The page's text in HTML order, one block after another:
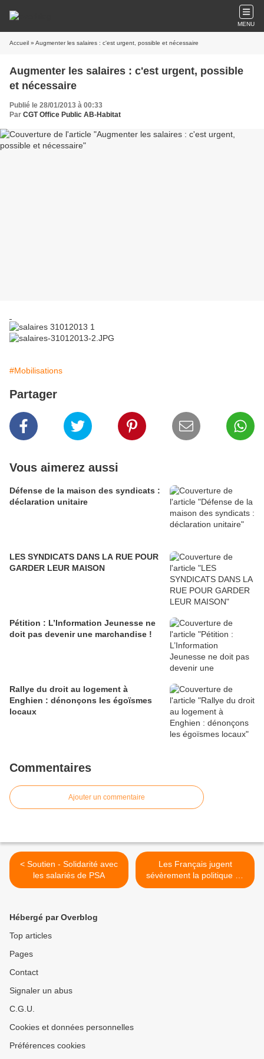
MENU
Accueil » Augmenter les salaires : c'est urgent, possible et nécessaire
Augmenter les salaires : c'est urgent, possible
et nécessaire
Publié le 28/01/2013 à 00:33
Par CGT Office Public AB-Habitat
#Mobilisations
Partager
Vous aimerez aussi
Défense de la maison des syndicats :
déclaration unitaire
LES SYNDICATS DANS LA RUE POUR
GARDER LEUR MAISON
Pétition : L’Information Jeunesse ne
doit pas devenir une marchandise !
Rallye du droit au logement à
Enghien : dénonçons les égoïsmes
locaux
Commentaires
Ajouter un commentaire
< Soutien - Solidarité avec
les salariés de PSA
Les Français jugent
sévèrement la politique du
logement >
Hébergé par Overblog
Top articles
Pages
Contact
Signaler un abus
C.G.U.
Cookies et données personnelles
Préférences cookies